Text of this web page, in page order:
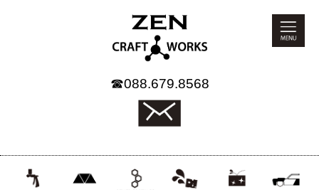
☎088.679.8568